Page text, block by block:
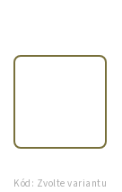
Kód: Zvolte variantu